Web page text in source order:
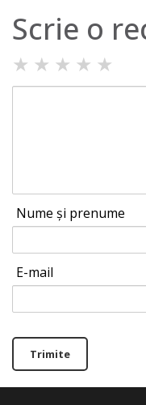
Scrie o
★ ★ ★ ★ ★
Nume și prenume
E-mail
Trimite